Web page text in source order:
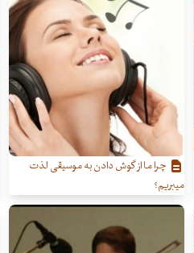
چرا ما از گوش دادن به موسیقی لذت
میبریم؟